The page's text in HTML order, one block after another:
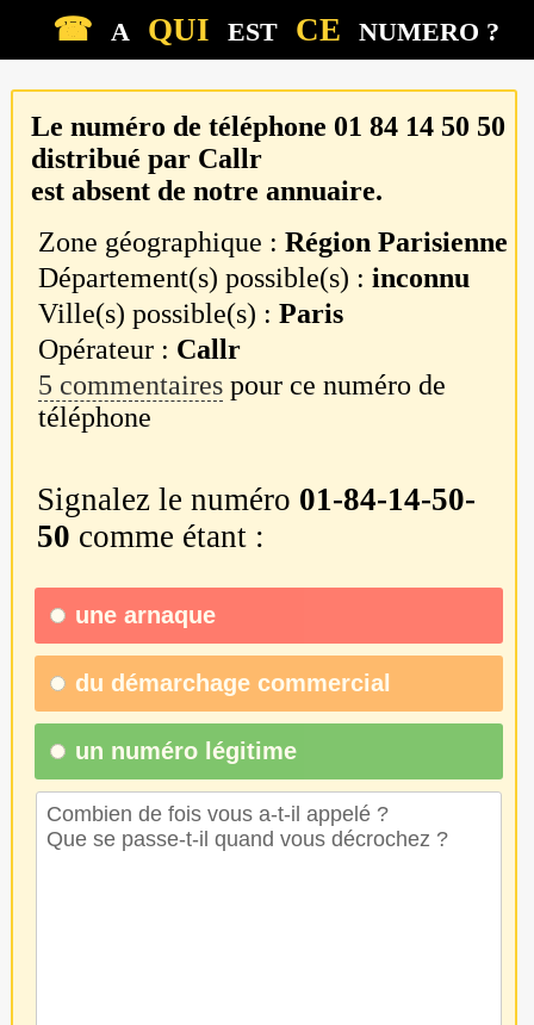
☎ A QUI EST CE NUMERO ?
Le numéro de téléphone 01 84 14 50 50
distribué par Callr
est absent de notre annuaire.
Zone géographique :Région Parisienne
Département(s) possible(s) :inconnu
Ville(s) possible(s) :Paris
Opérateur : Callr
5 commentaires pour ce numéro de
téléphone
Signalez le numéro 01-84-14-50-
50 comme étant :
une arnaque
du démarchage commercial
un numéro légitime